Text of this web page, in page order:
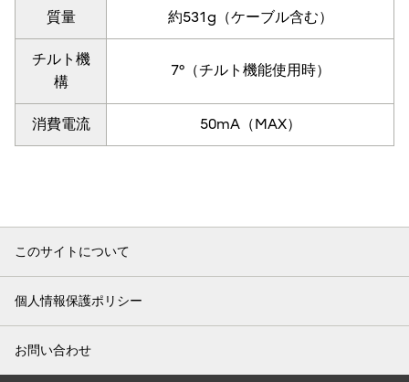
質量 約531g（ケーブル含む）
チルト機
構
7°（チルト機能使用時）
消費電流 50mA（MAX）
このサイトについて
個人情報保護ポリシー
お問い合わせ